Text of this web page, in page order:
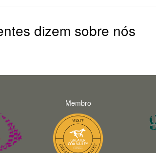
dizem sobre nós
Membro